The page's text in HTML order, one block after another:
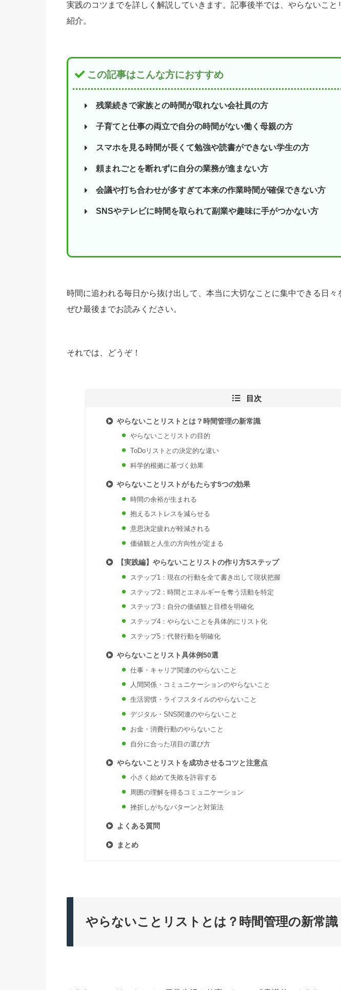
実践のコツまでを詳しく解説していきます。記事後半では、やらないこと
紹介。
この記事はこんな方におすすめ
残業続きで家族との時間が取れない会社員の方
子育てと仕事の両立で自分の時間がない働く母親の方
スマホを見る時間が長くて勉強や読書ができない学生の方
頼まれごとを断れずに自分の業務が進まない方
会議や打ち合わせが多すぎて本来の作業時間が確保できない方
SNSやテレビに時間を取られて副業や趣味に手がつかない方
時間に追われる毎日から抜け出して、本当に大切なことに集中できる日々
ぜひ最後までお読みください。
それでは、どうぞ！
目次
やらないことリストとは？時間管理の新常識
やらないことリストの目的
ToDoリストとの決定的な違い
科学的根拠に基づく効果
やらないことリストがもたらす5つの効果
時間の余裕が生まれる
抱えるストレスを減らせる
意思決定疲れが軽減される
価値観と人生の方向性が定まる
【実践編】やらないことリストの作り方5ステップ
ステップ1：現在の行動を全て書き出して現状把握
ステップ2：時間とエネルギーを奪う活動を特定
ステップ3：自分の価値観と目標を明確化
ステップ4：やらないことを具体的にリスト化
ステップ5：代替行動を明確化
やらないことリスト具体例50選
仕事・キャリア関連のやらないこと
人間関係・コミュニケーションのやらないこと
生活習慣・ライフスタイルのやらないこと
デジタル・SNS関連のやらないこと
お金・消費行動のやらないこと
自分に合った項目の選び方
やらないことリストを成功させるコツと注意点
小さく始めて失敗を許容する
周囲の理解を得るコミュニケーション
挫折しがちなパターンと対策法
よくある質問
まとめ
やらないことリストとは？時間管理の新常識